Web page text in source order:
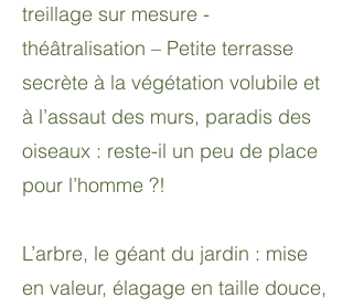
treillage sur mesure -
théâtralisation – Petite terrasse
secrète à la végétation volubile et
à l’assaut des murs, paradis des
oiseaux : reste-il un peu de place
pour l’homme ?!
L’arbre, le géant du jardin : mise
en valeur, élagage en taille douce,